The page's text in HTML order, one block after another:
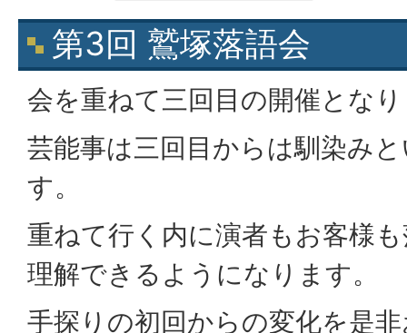
第3回 鷲塚落語会
会を重ねて三回目の開催とな
芸能事は三回目からは馴染み
す。
重ねて行く内に演者もお客様
理解できるようになります。
手探りの初回からの変化を是